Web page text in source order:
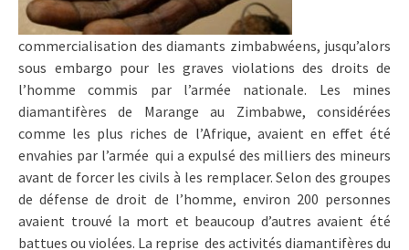
commercialisation des diamants zimbabwéens, jusqu’alors
sous embargo pour les graves violations des droits de
l’homme commis par l’armée nationale. Les mines
diamantifères de Marange au Zimbabwe, considérées
comme les plus riches de l’Afrique, avaient en effet été
envahies par l’armée qui a expulsé des milliers des mineurs
avant de forcer les civils à les remplacer. Selon des groupes
de défense de droit de l’homme, environ 200 personnes
avaient trouvé la mort et beaucoup d’autres avaient été
battues ou violées. La reprise des activités diamantifères du